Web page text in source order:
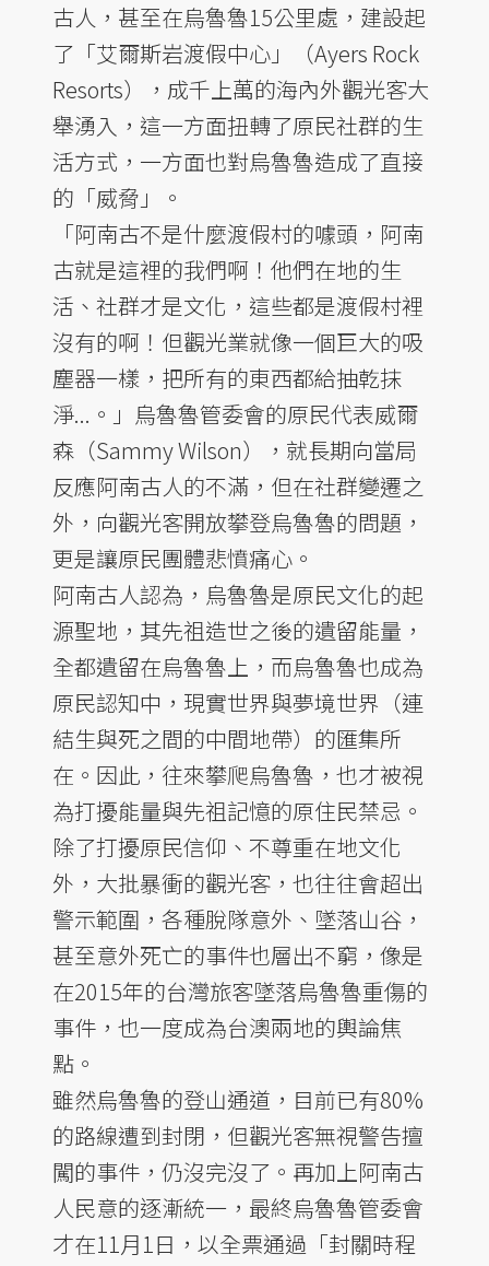
古人，甚至在烏魯魯15公里處，建設起
了「艾爾斯岩渡假中心」（Ayers Rock
Resorts），成千上萬的海內外觀光客大
舉湧入，這一方面扭轉了原民社群的生
活方式，一方面也對烏魯魯造成了直接
的「威脅」。
「阿南古不是什麼渡假村的噱頭，阿南
古就是這裡的我們啊！他們在地的生
活、社群才是文化，這些都是渡假村裡
沒有的啊！但觀光業就像一個巨大的吸
塵器一樣，把所有的東西都給抽乾抹
淨...。」烏魯魯管委會的原民代表威爾
森（Sammy Wilson），就長期向當局
反應阿南古人的不滿，但在社群變遷之
外，向觀光客開放攀登烏魯魯的問題，
更是讓原民團體悲憤痛心。
阿南古人認為，烏魯魯是原民文化的起
源聖地，其先祖造世之後的遺留能量，
全都遺留在烏魯魯上，而烏魯魯也成為
原民認知中，現實世界與夢境世界（連
結生與死之間的中間地帶）的匯集所
在。因此，往來攀爬烏魯魯，也才被視
為打擾能量與先祖記憶的原住民禁忌。
除了打擾原民信仰、不尊重在地文化
外，大批暴衝的觀光客，也往往會超出
警示範圍，各種脫隊意外、墜落山谷，
甚至意外死亡的事件也層出不窮，像是
在2015年的台灣旅客墜落烏魯魯重傷的
事件，也一度成為台澳兩地的輿論焦
點。
雖然烏魯魯的登山通道，目前已有80%
的路線遭到封閉，但觀光客無視警告擅
闖的事件，仍沒完沒了。再加上阿南古
人民意的逐漸統一，最終烏魯魯管委會
才在11月1日，以全票通過「封關時程